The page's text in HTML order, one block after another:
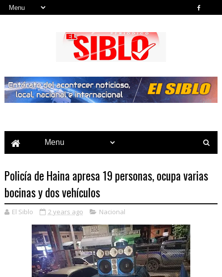
Policía de Haina apresa 19 personas, ocupa varias
bocinas y dos vehículos
El Siblo 2 years ago Nacional